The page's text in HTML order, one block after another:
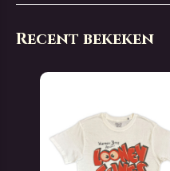
Recent bekeken